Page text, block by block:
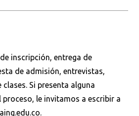
inscripción, entrega de
de admisión, entrevistas,
Si presenta alguna
le invitamos a escribir a